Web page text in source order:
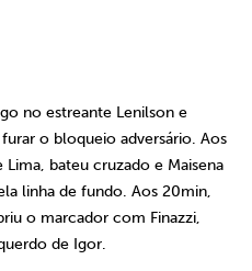
no estreante Lenilson e
furar o bloqueio adversário. Aos
Lima, bateu cruzado e Maisena
linha de fundo. Aos 20min,
o marcador com Finazzi,
de Igor.